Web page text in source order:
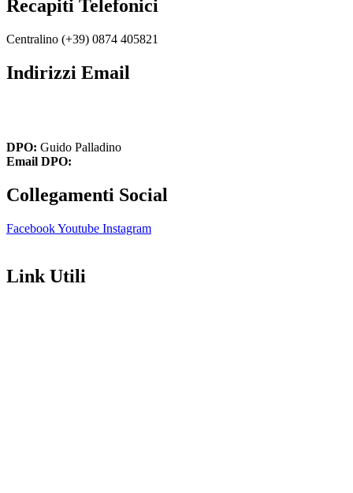
Recapiti Telefonici
Centralino (+39) 0874 405821
Indirizzi Email
DPO: Guido Palladino
Email DPO:
Collegamenti Social
FacebookYoutube Instagram
Link Utili